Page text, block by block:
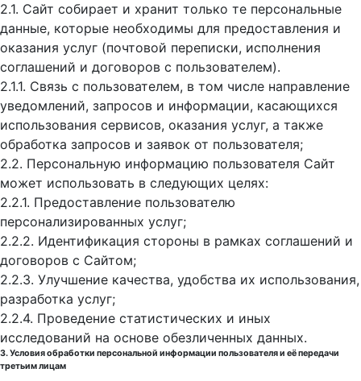
2.1. Сайт собирает и хранит только те персональные
данные, которые необходимы для предоставления и
оказания услуг (почтовой переписки, исполнения
соглашений и договоров с пользователем).
2.1.1. Связь с пользователем, в том числе направление
уведомлений, запросов и информации, касающихся
использования сервисов, оказания услуг, а также
обработка запросов и заявок от пользователя;
2.2. Персональную информацию пользователя Сайт
может использовать в следующих целях:
2.2.1. Предоставление пользователю
персонализированных услуг;
2.2.2. Идентификация стороны в рамках соглашений и
договоров с Сайтом;
2.2.3. Улучшение качества, удобства их использования,
разработка услуг;
2.2.4. Проведение статистических и иных
исследований на основе обезличенных данных.
3. Условия обработки персональной информации пользователя и её передачи
третьим лицам